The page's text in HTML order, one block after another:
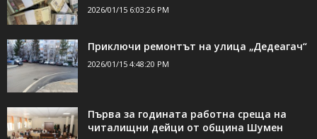
2026/01/15 6:03:26 PM
Приключи ремонтът на улица „Дедеагач“
2026/01/15 4:48:20 PM
Първа за годината работна среща на
читалищни дейци от община Шумен